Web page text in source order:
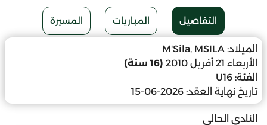
التفاصيل المباريات المسيرة
الميلاد: M'Sila, MSILA
الأربعاء 21 أفريل 2010
(16 سنة)
الفئة: U16
تاريخ نهاية العقد: 2026-06-15
النادي الحالي